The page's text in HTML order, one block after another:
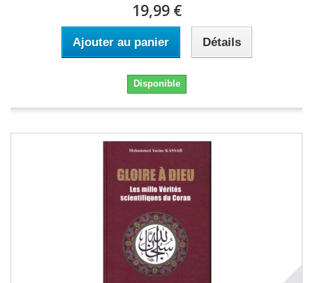
19,99 €
Ajouter au panier Détails
Disponible